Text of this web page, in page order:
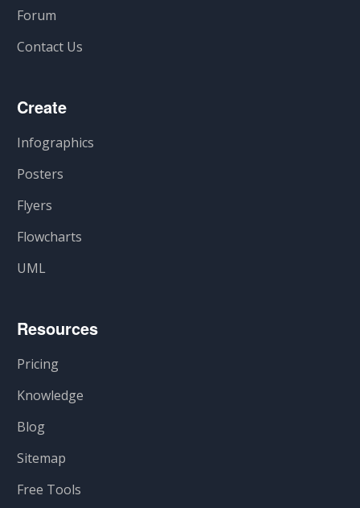
Forum
Contact Us
Create
Infographics
Posters
Flyers
Flowcharts
UML
Resources
Pricing
Knowledge
Blog
Sitemap
Free Tools